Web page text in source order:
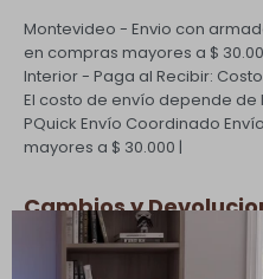
Montevideo - Envio con
en compras mayores a $
Interior - Paga al Recibir:
El costo de envío depende de
PQuick Envío Coordinado
mayores a $ 30.000 |
Cambios y
Todas las compras